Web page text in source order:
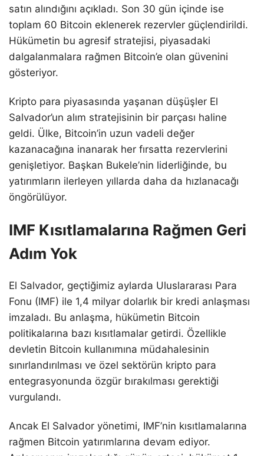
satın alındığını açıkladı. Son 30 gün içinde ise
toplam 60 Bitcoin eklenerek rezervler güçlendirildi.
Hükümetin bu agresif stratejisi, piyasadaki
dalgalanmalara rağmen Bitcoin’e olan güvenini
gösteriyor.
Kripto para piyasasında yaşanan düşüşler El
Salvador’un alım stratejisinin bir parçası haline
geldi. Ülke, Bitcoin’in uzun vadeli değer
kazanacağına inanarak her fırsatta rezervlerini
genişletiyor. Başkan Bukele’nin liderliğinde, bu
yatırımların ilerleyen yıllarda daha da hızlanacağı
öngörülüyor.
IMF Kısıtlamalarına Rağmen Geri
Adım Yok
El Salvador, geçtiğimiz aylarda Uluslararası Para
Fonu (IMF) ile 1,4 milyar dolarlık bir kredi anlaşması
imzaladı. Bu anlaşma, hükümetin Bitcoin
politikalarına bazı kısıtlamalar getirdi. Özellikle
devletin Bitcoin kullanımına müdahalesinin
sınırlandırılması ve özel sektörün kripto para
entegrasyonunda özgür bırakılması gerektiği
vurgulandı.
Ancak El Salvador yönetimi, IMF’nin kısıtlamalarına
rağmen Bitcoin yatırımlarına devam ediyor.